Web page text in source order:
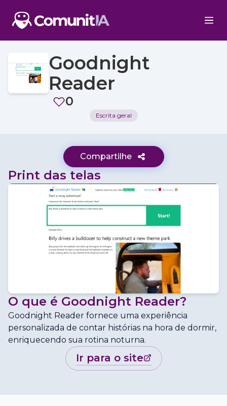
Goodnight
Reader
0
Escrita geral
Compartilhe
Print das telas
O que é Goodnight Reader?
Goodnight Reader fornece uma experiência
personalizada de contar histórias na hora de dormir,
enriquecendo sua rotina noturna.
ir para o site